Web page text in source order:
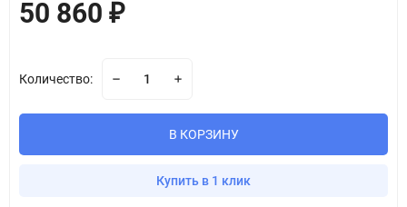
50 860 ₽
Количество:
В КОРЗИНУ
Купить в 1 клик